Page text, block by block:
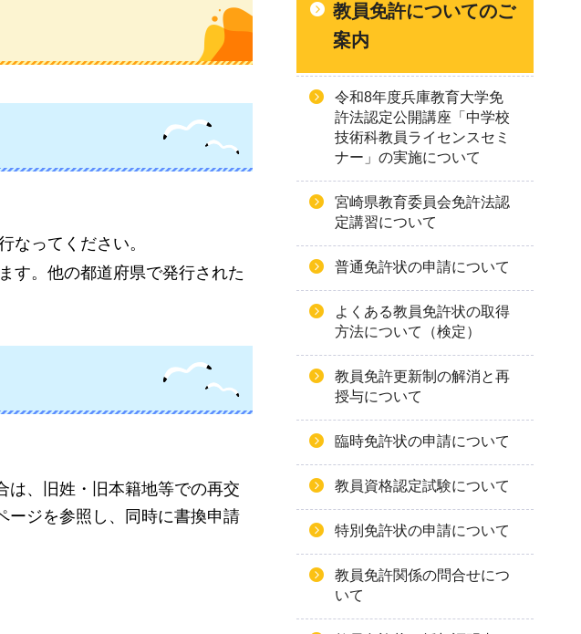
なってください。
す。他の都道府県で発行された
は、旧姓・旧本籍地等での再交
ージを参照し、同時に書換申請
教員免許についてのご
案内
令和8年度兵庫教育大学免
許法認定公開講座「中学校
技術科教員ライセンスセミ
ナー」の実施について
宮崎県教育委員会免許法認
定講習について
普通免許状の申請について
よくある教員免許状の取得
方法について（検定）
教員免許更新制の解消と再
授与について
臨時免許状の申請について
教員資格認定試験について
特別免許状の申請について
教員免許関係の問合せにつ
いて